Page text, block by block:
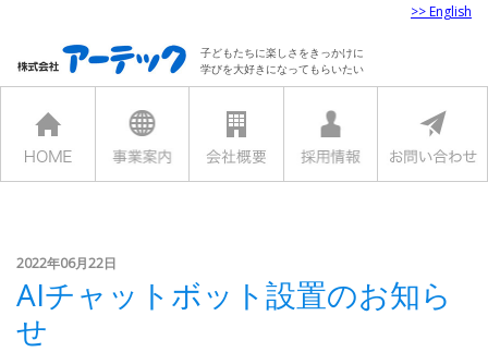
>> English
子どもたちに楽しさをきっかけに
学びを大好きになってもらいたい
2022年06月22日
AIチャットボット設置のお知ら
せ